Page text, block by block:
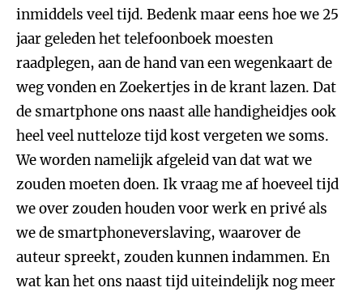
inmiddels veel tijd. Bedenk maar eens hoe we 25
jaar geleden het telefoonboek moesten
raadplegen, aan de hand van een wegenkaart de
weg vonden en Zoekertjes in de krant lazen. Dat
de smartphone ons naast alle handigheidjes ook
heel veel nutteloze tijd kost vergeten we soms.
We worden namelijk afgeleid van dat wat we
zouden moeten doen. Ik vraag me af hoeveel tijd
we over zouden houden voor werk en privé als
we de smartphoneverslaving, waarover de
auteur spreekt, zouden kunnen indammen. En
wat kan het ons naast tijd uiteindelijk nog meer